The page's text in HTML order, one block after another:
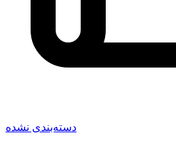
دسته‌بندی نشده